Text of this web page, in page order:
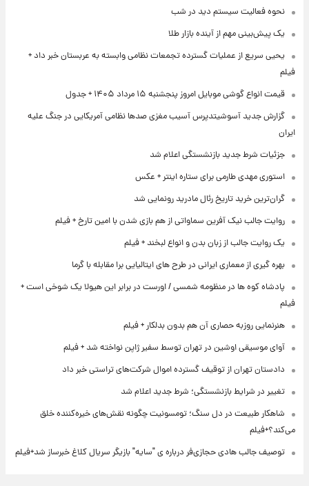
نحوه فعالیت سیستم دید در شب
یک پیش‌بینی مهم از آینده بازار طلا
یحیی سریع از عملیات گسترده تجمعات نظامی وابسته به عربستان خبر داد +
فیلم
قیمت انواع گوشی موبایل امروز پنجشنبه ۱۵ مرداد ۱۴۰۵ + جدول
گزارش جدید آسوشیتدپرس آسیب مغزی صدها نظامی آمریکایی در جنگ علیه
ایران
جزئیات شرط جدید بازنشستگی اعلام شد
استوری مهدی طارمی برای ستاره اینتر + عکس
گران‌ترین خرید تاریخ رئال مادرید رونمایی شد
روایت جالب نیک آفرین سماواتی از هم بازی شدن با امین تارخ + فیلم
یک روایت جالب از زبان بدن و انواع لبخند + فیلم
بهره گیری از معماری ایرانی در طرح های ایتالیایی برا مقابله با گرما
پادشاه کوه ها در منظومه شمسی / اورست در برابر این هیولا یک شوخی است +
فیلم
هنرنمایی روزبه حصاری آن هم بدون بدلکار + فیلم
آوای موسیقی اوشین در تهران توسط سفیر ژاپن نواخته شد + فیلم
دادستان تهران از توقیف گسترده اموال شرکت‌های تراستی خبر داد
تغییر در شرایط بازنشستگی؛ شرط جدید اعلام شد
شاهکار طبیعت در دل سنگ؛ تومسونیت چگونه نقش‌های خیره‌کننده خلق
می‌کند؟+فیلم
توصیف جالب هادی حجازی‌فر درباره ی "سایه" بازیگر سریال کلاغ خبرساز شد+فیلم